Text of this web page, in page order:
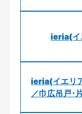
ieria(イ
ieria(イエリ
／巾広吊戸･